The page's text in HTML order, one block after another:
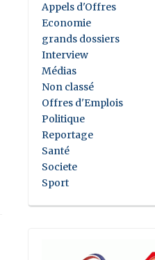
Appels d'Offres
Economie
grands dossiers
Interview
Médias
Non classé
Offres d'Emplois
Politique
Reportage
Santé
Societe
Sport